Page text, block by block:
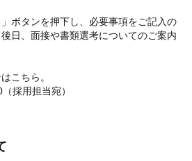
ボタンを押下し、必要事項をご記入の
日、面接や書類選考についてのご案内
こちら。
採用担当宛）